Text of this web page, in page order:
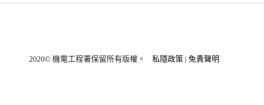
2020© 機電工程署保留所有版權。 私隱政策 | 免責聲明